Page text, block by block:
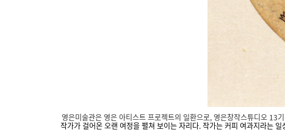
영은미술관은 영은 아티스트 프로젝트의 일환으로, 영은창작스튜디오 13
작가가 걸어온 오랜 여정을 펼쳐 보이는 자리다. 작가는 커피 여과지라는